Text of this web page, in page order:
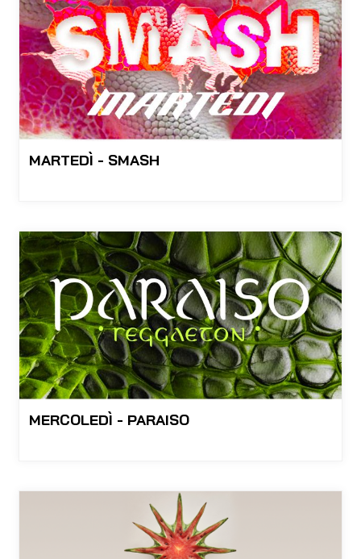
MARTEDÌ - SMASH
MERCOLEDÌ - PARAISO